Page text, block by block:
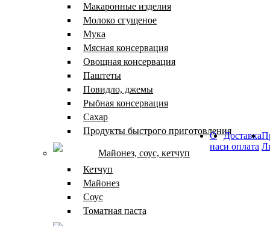
Макаронные изделия
Молоко сгущеное
Мука
Мясная консервация
Овощная консервация
Паштеты
Повидло, джемы
Рыбная консервация
Сахар
Продукты быстрого приготовления
Майонез, соус, кетчуп
Кетчуп
Майонез
Соус
Томатная паста
О
нас
Доставка
и оплата